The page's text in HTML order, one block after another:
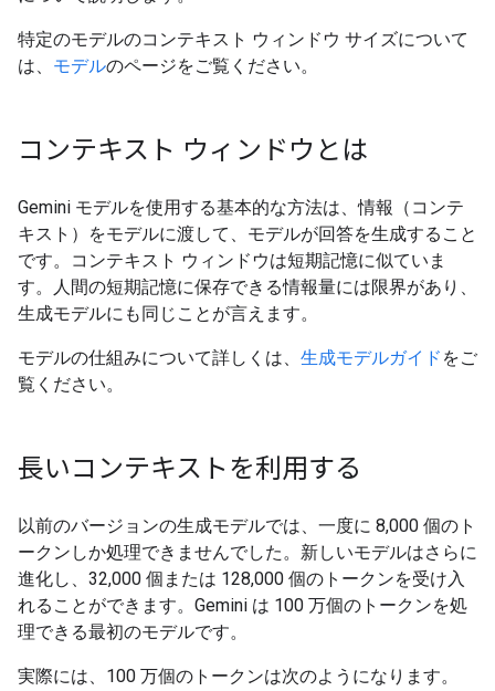
特定のモデルのコンテキスト ウィンドウ サイズについて
は、 モデルのページをご覧ください。
コンテキスト ウィンドウとは
Gemini モデルを使用する基本的な方法は、情報（コンテ
キスト）をモデルに渡して、モデルが回答を生成すること
です。コンテキスト ウィンドウは短期記憶に似ていま
す。人間の短期記憶に保存できる情報量には限界があり、
生成モデルにも同じことが言えます。
モデルの仕組みについて詳しくは、 生成モデルガイド をご
覧ください。
長いコンテキストを利用する
以前のバージョンの生成モデルでは、一度に 8,000 個のト
ークンしか処理できませんでした。新しいモデルはさらに
進化し、32,000 個または 128,000 個のトークンを受け入
れることができます。Gemini は 100 万個のトークンを処
理できる最初のモデルです。
実際には、100 万個のトークンは次のようになります。